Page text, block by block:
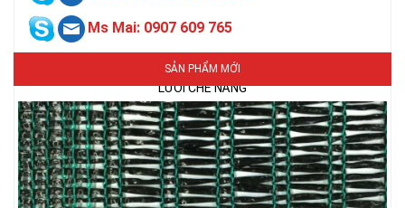
Ms Mai: 0907 609 765
SẢN PHẨM MỚI
LƯỚI CHE NẮNG